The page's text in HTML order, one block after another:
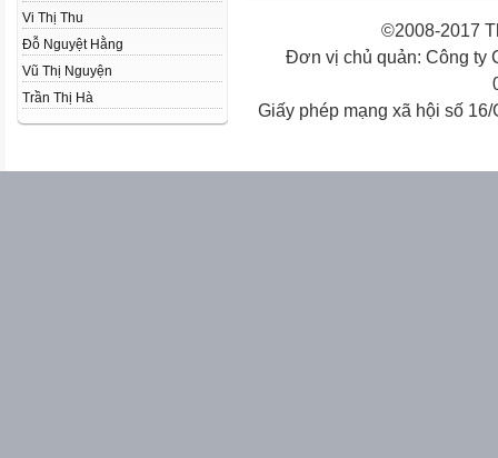
Vi Thị Thu
Đỗ Nguyệt Hằng
Vũ Thị Nguyện
Trần Thị Hà
©2008-2017
Đơn vị chủ quản: Công ty
Giấy phép mạng xã hội số